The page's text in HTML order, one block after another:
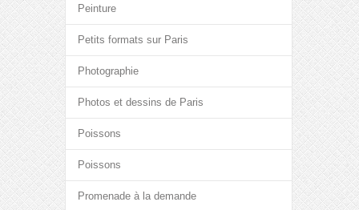
Peinture
Petits formats sur Paris
Photographie
Photos et dessins de Paris
Poissons
Poissons
Promenade à la demande